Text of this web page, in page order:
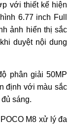
với thiết kế hiện
6.77 inch Full
ảnh hiển thị sắc
duyệt nội dung
phân giải 50MP
định với màu sắc
sáng.
M8 xử lý đa